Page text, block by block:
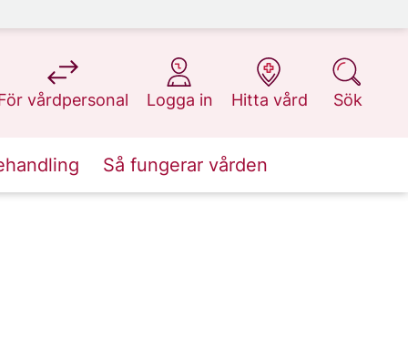
vårdpersonal
på 1177.se
Logga in
på 1177.se
Hitta vård
på 1177.se
Sök
på 1177.se
Så fungerar vården